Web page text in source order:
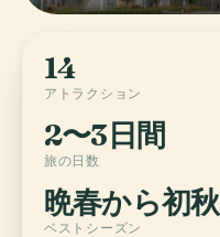
14
アトラクション
2〜3日間
旅の日数
晩春から初
ベストシーズン